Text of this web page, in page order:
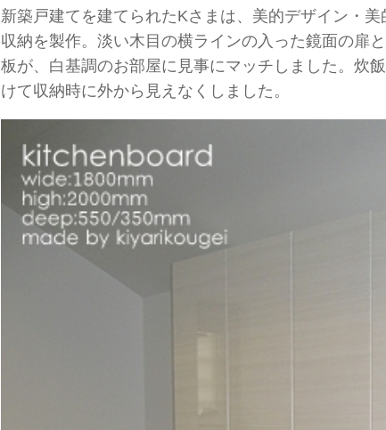
新築戸建てを建てられたKさまは、美的デザイン・
収納を製作。淡い木目の横ラインの入った鏡面の扉
板が、白基調のお部屋に見事にマッチしました。炊
けて収納時に外から見えなくしました。